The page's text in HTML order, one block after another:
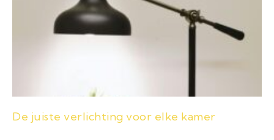
De juiste verlichting voor elke kamer